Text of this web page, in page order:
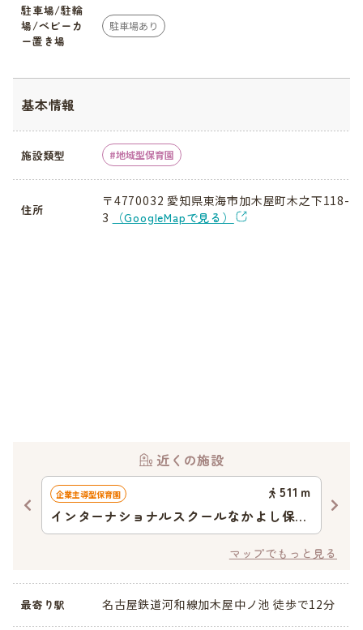
駐車場/駐輪
場/ベビーカ
ー置き場
駐車場あり
基本情報
施設類型 地域型保育園
住所
〒4770032 愛知県東海市加木屋町木之下118-
3
（GoogleMapで見る）
近くの施設
企業主導型保育園 511 ｍ
インターナショナルスクールなかよし保育
園
マップでもっと見る
最寄り駅 名古屋鉄道河和線加木屋中ノ池 徒歩で12分